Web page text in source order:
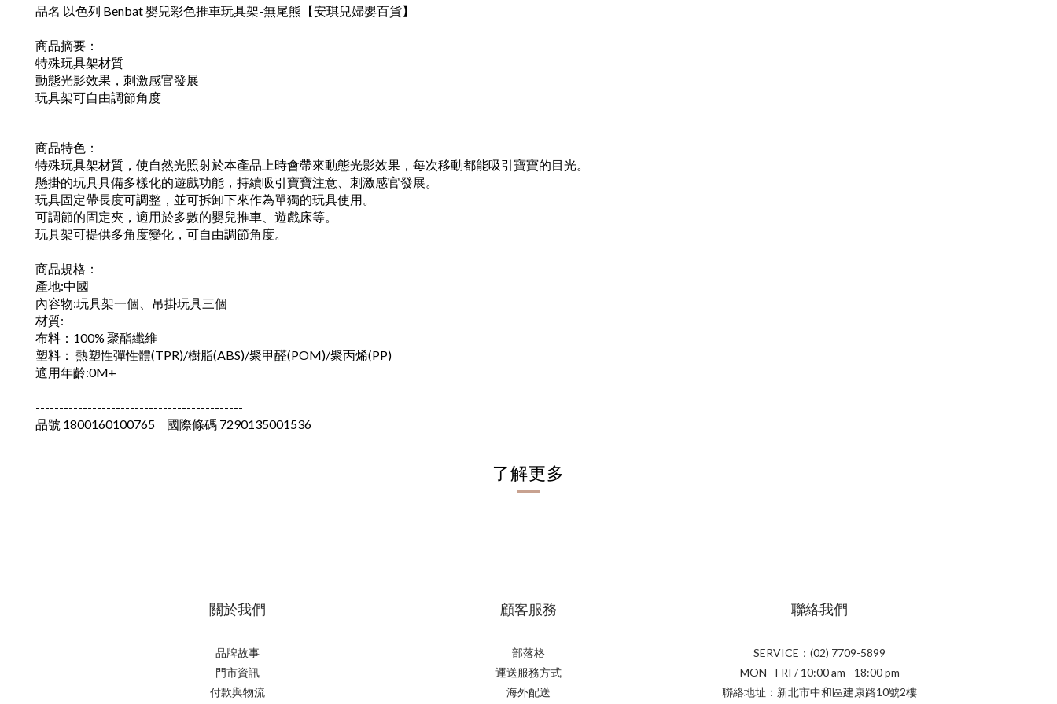
品名 以色列 Benbat 嬰兒彩色推車玩具架-無尾熊【安琪兒婦嬰百貨】
商品摘要：
特殊玩具架材質
動態光影效果，刺激感官發展
玩具架可自由調節角度
商品特色：
特殊玩具架材質，使自然光照射於本產品上時會帶來動態光影效果，每次移動都能吸引寶寶的目光。
懸掛的玩具具備多樣化的遊戲功能，持續吸引寶寶注意、刺激感官發展。
玩具固定帶長度可調整，並可拆卸下來作為單獨的玩具使用。
可調節的固定夾，適用於多數的嬰兒推車、遊戲床等。
玩具架可提供多角度變化，可自由調節角度。
商品規格：
產地:中國
內容物:玩具架一個、吊掛玩具三個
材質:
布料：100% 聚酯纖維
塑料： 熱塑性彈性體(TPR)/樹脂(ABS)/聚甲醛(POM)/聚丙烯(PP)
適用年齡:0M+
--------------------------------------------
品號 1800160100765 國際條碼 7290135001536
了解更多
關於我們
品牌故事
門市資訊
付款與物流
顧客服務
部落格
運送服務方式
海外配送
聯絡我們
SERVICE：(02) 7709-5899
MON - FRI / 10:00 am - 18:00 pm
聯絡地址：新北市中和區建康路10號2樓